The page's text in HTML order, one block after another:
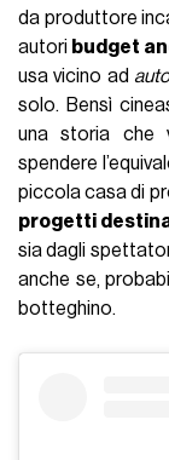
da produttore
autori budget
usa vicino ad
solo. Bensì
una storia che
spendere
piccola casa di
progetti
sia dagli
anche se,
botteghino.